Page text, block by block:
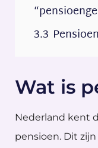
3.3
Wat is
Nederland kent
pensioen. Dit